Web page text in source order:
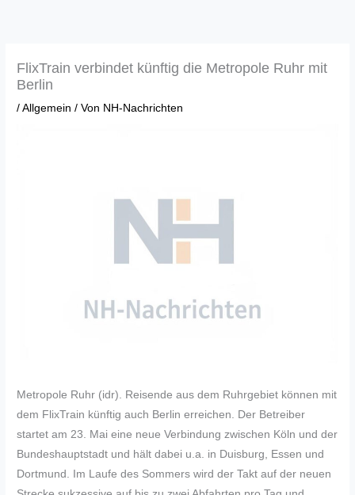
FlixTrain verbindet künftig die Metropole Ruhr mit
Berlin
/Allgemein / Von NH-Nachrichten
Metropole Ruhr (idr). Reisende aus dem Ruhrgebiet können mit
dem FlixTrain künftig auch Berlin erreichen. Der Betreiber
startet am 23. Mai eine neue Verbindung zwischen Köln und der
Bundeshauptstadt und hält dabei u.a. in Duisburg, Essen und
Dortmund. Im Laufe des Sommers wird der Takt auf der neuen